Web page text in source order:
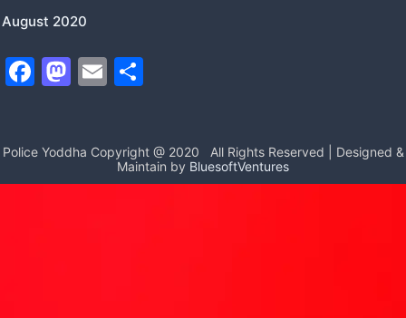
August 2020
F
e
b
M
o
d
E
l
e
Police Yoddha Copyright @ 2020
All Rights Reserved | Designed &
Maintain by BluesoftVentures